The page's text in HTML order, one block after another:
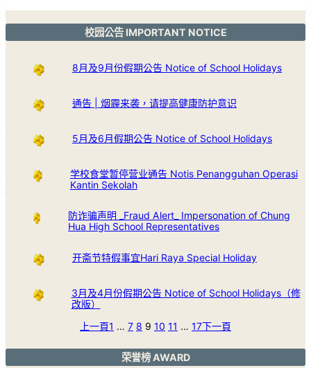
校园公告 IMPORTANT NOTICE
8月及9月份假期公告 Notice of School Holidays
通告 | 烟霾来袭，请提高健康防护意识
5月及6月假期公告 Notice of School Holidays
学校食堂暂停营业通告 Notis Penangguhan Operasi
Kantin Sekolah
防诈骗声明 _Fraud Alert_ Impersonation of Chung
Hua High School Representatives
开斋节特假事宜Hari Raya Special Holiday
3月及4月份假期公告 Notice of School Holidays（修
改版）
上一頁1 … 7 8 9 10 11 … 17下一頁
荣誉榜 AWARD